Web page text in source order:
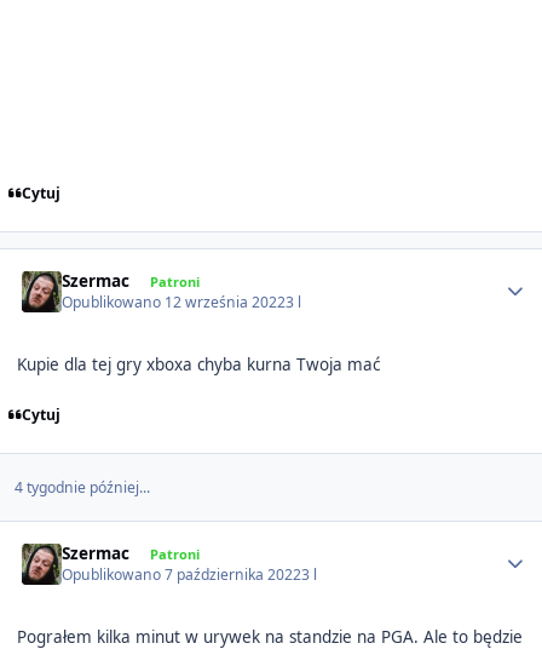
Cytuj
Szermac Patroni
Opublikowano 12 września 20223 l
Kupie dla tej gry xboxa chyba kurna Twoja mać
Cytuj
4 tygodnie później...
Szermac Patroni
Opublikowano7 października 20223 l
Pograłem kilka minut w urywek na standzie na PGA. Ale to będzie